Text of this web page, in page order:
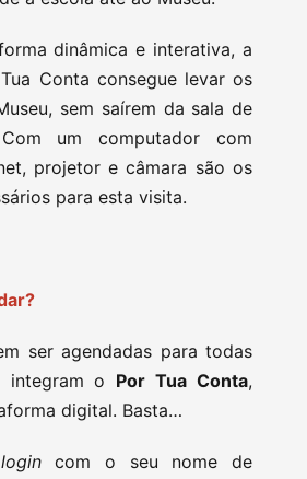
dinâmica e interativa, a
Conta consegue levar os
sem saírem da sala de
um computador com
projetor e câmara são os
para esta visita.
ser agendadas para todas
integram o Por Tua Conta,
digital. Basta…
logincom o seu nome de